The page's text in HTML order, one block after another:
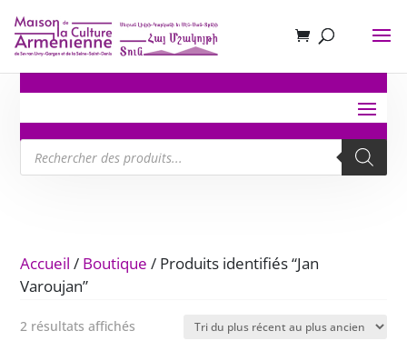
Recherche
de
produits
Accueil / Boutique / Produits identifiés “Jan
Varoujan”
2 résultats affichés